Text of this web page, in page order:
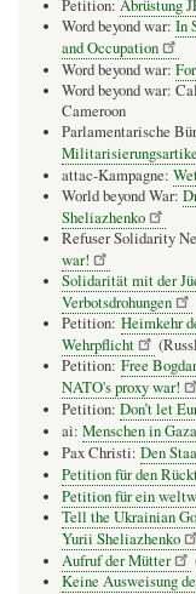
Petition: Abrüstung
Word beyond war: In
and Occupation
Word beyond war:
Word beyond war:
Cameroon
Parlamentarische
attac-Kampagne:
World beyond War:
Sheliazhenko
Refuser Solidarity
war!
Solidarität mit der
Verbotsdrohungen
Petition: Heimkehr
Wehrpflicht
Petition: Free
NATO's proxy war!
Petition: Don’t let
ai: Menschen in
Pax Christi: Den
Petition für den
Petition für ein
Tell the Ukrainian
Yurii Sheliazhenko
Aufruf der Mütter
Keine Ausweisung